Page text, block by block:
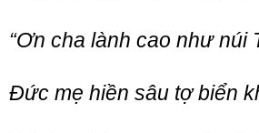
“Ơn cha lành cao như núi
Đức mẹ hiền sâu tợ biển